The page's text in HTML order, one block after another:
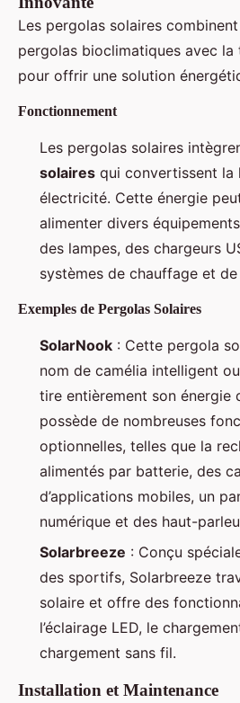
Les pergolas solaires
pergolas bioclimatiques avec
pour offrir une solution
Fonctionnement
Les pergolas solaires
solaires qui convertissent la
électricité. Cette énergie
alimenter divers
des lampes, des chargeurs
systèmes de chauffage et
Exemples de Pergolas Solaires
SolarNook : Cette pergola
nom de camélia intelligent
tire entièrement son énergie
possède de nombreuses
optionnelles, telles que la
alimentés par batterie, des
d’applications mobiles, un
numérique et des haut-
Solarbreeze : Conçu
des sportifs, Solarbreeze
solaire et offre des
l’éclairage LED, le
chargement sans fil.
Installation et Maintenance